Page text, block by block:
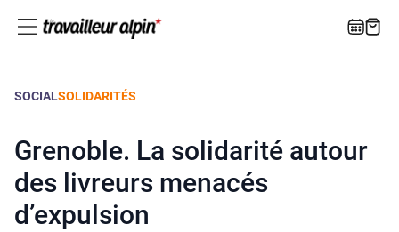
SOCIALSOLIDARITÉS
Grenoble. La solidarité autour
des livreurs menacés
d’expulsion